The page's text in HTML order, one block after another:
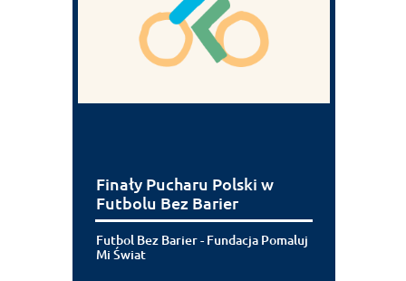
Finały Pucharu Polski w
Futbolu Bez Barier
Futbol Bez Barier - Fundacja Pomaluj
Mi Świat